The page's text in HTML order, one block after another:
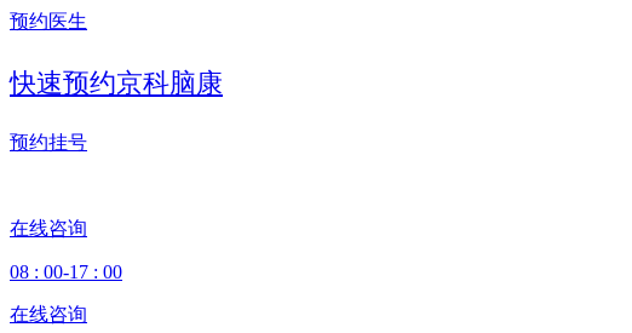
预约医生
快速预约京科脑康
预约挂号
在线咨询
08 : 00-17 : 00
在线咨询